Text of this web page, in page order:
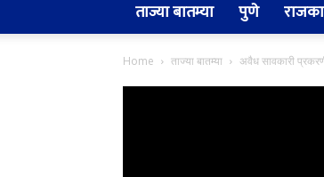
ताज्या बातम्या पुणे
Home ताज्या बातम्या अवैध सावकारी